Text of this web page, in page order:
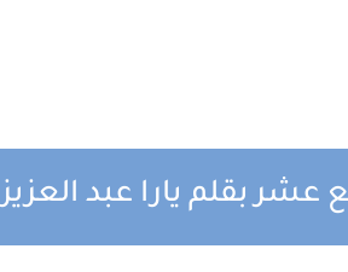
بقلم يارا عبد العزيز